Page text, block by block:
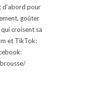
d’abord pour
goûter
croisent sa
et TikTok: